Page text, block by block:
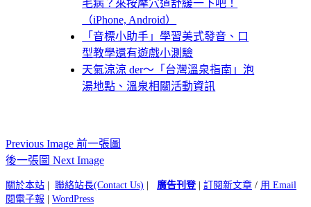
毛病？來按摩穴道舒緩一下吧！
（iPhone, Android）
「音標小助手」學習美式發音、口
型教學還有遊戲小測驗
天氣涼涼 der～「台灣溫泉指南」泡
湯地點、溫泉相關活動資訊
Previous Image 前一張圖
後一張圖 Next Image
關於本站 聯絡站長(Contact Us) 廣告刊登| 訂閱新文章 / 用 Email
閱電子報
WordPress